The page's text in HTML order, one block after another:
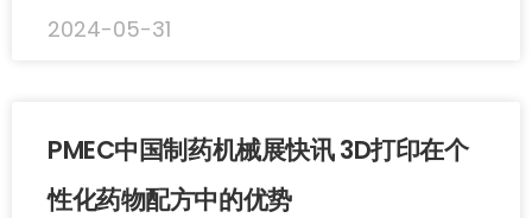
2024-05-31
PMEC中国制药机械展快讯 3D打印在个
性化药物配方中的优势